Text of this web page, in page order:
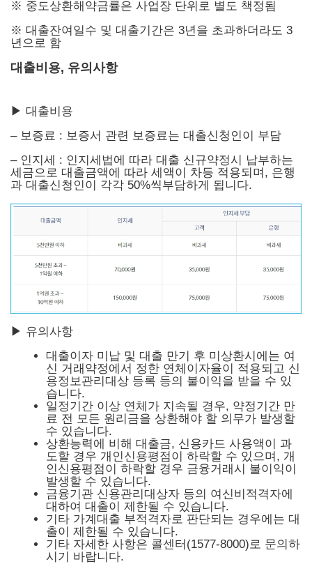
※ 중도상환해약금률은 사업장 단위로 별도 책정됨
※ 대출잔여일수 및 대출기간은 3년을 초과하더라도 3
년으로 함
대출비용, 유의사항
▶ 대출비용
– 보증료 : 보증서 관련 보증료는 대출신청인이 부담
– 인지세 : 인지세법에 따라 대출 신규약정시 납부하는
세금으로 대출금액에 따라 세액이 차등 적용되며, 은행
과 대출신청인이 각각 50%씩부담하게 됩니다.
▶ 유의사항
대출이자 미납 및 대출 만기 후 미상환시에는 여
신 거래약정에서 정한 연체이자율이 적용되고 신
용정보관리대상 등록 등의 불이익을 받을 수 있
습니다.
일정기간 이상 연체가 지속될 경우, 약정기간 만
료 전 모든 원리금을 상환해야 할 의무가 발생할
수 있습니다.
상환능력에 비해 대출금, 신용카드 사용액이 과
도할 경우 개인신용평점이 하락할 수 있으며, 개
인신용평점이 하락할 경우 금융거래시 불이익이
발생할 수 있습니다.
금융기관 신용관리대상자 등의 여신비적격자에
대하여 대출이 제한될 수 있습니다.
기타 가계대출 부적격자로 판단되는 경우에는 대
출이 제한될 수 있습니다.
기타 자세한 사항은 콜센터(1577-8000)로 문의하
시기 바랍니다.